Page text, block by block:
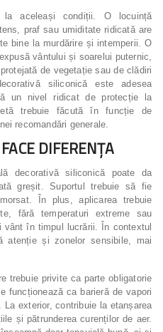
aceleași condiții. O locuință
praf sau umiditate ridicată are
bine la murdărire și intemperii. O
vântului și soarelui puternic,
de vegetație sau de clădiri
siliconică este adesea
un nivel ridicat de protecție la
trebuie făcută în funcție de
recomandări generale.
DIFERENȚA
decorativă siliconică poate da
greșit. Suportul trebuie să fie
În plus, aplicarea trebuie
fără temperaturi extreme sau
vânt în timpul lucrării. În contextul
atenție și zonelor sensibile, mai
trebuie privite ca parte obligatorie
funcționează ca barieră de vapori
exterior, contribuie la etanșarea
și pătrunderea curenților de aer.